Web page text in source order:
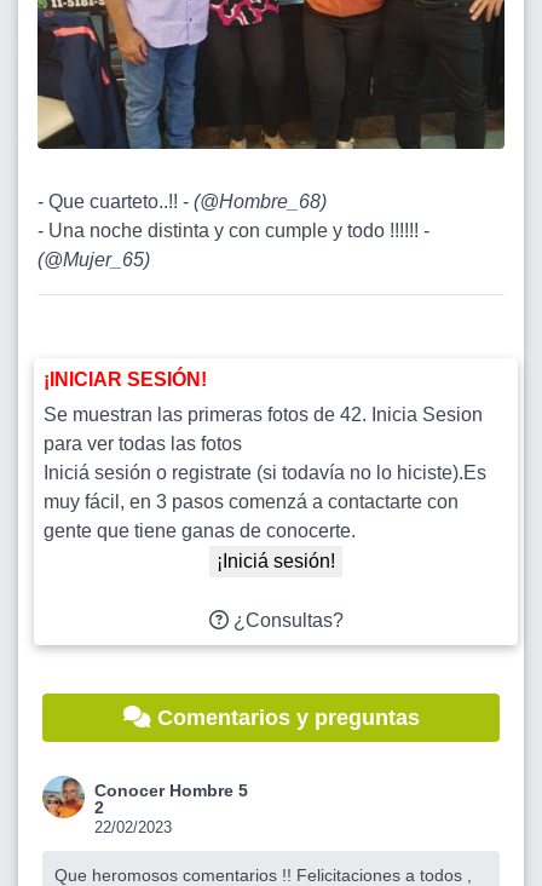
- Que cuarteto..!! - (@Hombre_68)
- Una noche distinta y con cumple y todo !!!!!! -
(@Mujer_65)
¡INICIAR SESIÓN!
Se muestran las primeras fotos de 42. Inicia Sesion
para ver todas las fotos
Iniciá sesión o registrate (si todavía no lo hiciste).Es
muy fácil, en 3 pasos comenzá a contactarte con
gente que tiene ganas de conocerte.
¡Iniciá sesión!
¿Consultas?
Comentarios y preguntas
Conocer Hombre 5
2
22/02/2023
Que heromosos comentarios !! Felicitaciones a todos ,